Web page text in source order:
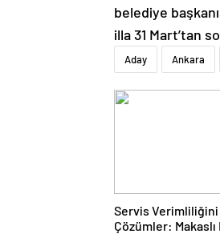
belediye
illa 31 Mart’tan
Aday Ankara
Servis Verimliliğini
Çözümler: